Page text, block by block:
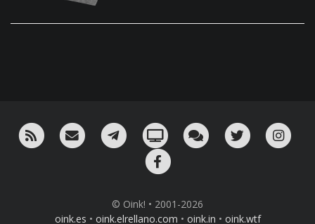
RSS ¡Mándame un email!¡Nuestro canal en Telegram!
Oink! TV Charla con nosotros
Twitter
© Oink! • 2001-2026
oink.es • oink.elrellano.com • oink.in • oink.wtf